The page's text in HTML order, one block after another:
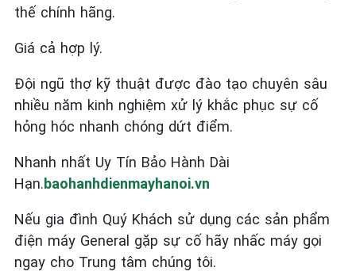
thế chính hãng.
Giá cả hợp lý.
Đội ngũ thợ kỹ thuật được đào tạo chuyên sâu
nhiều năm kinh nghiệm xử lý khắc phục sự cố
hỏng hóc nhanh chóng dứt điểm.
Nhanh nhất Uy Tín Bảo Hành Dài
Hạn.baohanhdienmayhanoi.vn
Nếu gia đình Quý Khách sử dụng các sản phẩm
điện máy General gặp sự cố hãy nhấc máy gọi
ngay cho Trung tâm chúng tôi.